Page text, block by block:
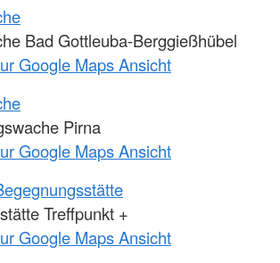
Bad Gottleuba-Berggießhübel
Google Maps Ansicht
Pirna
Google Maps Ansicht
Treffpunkt +
Google Maps Ansicht